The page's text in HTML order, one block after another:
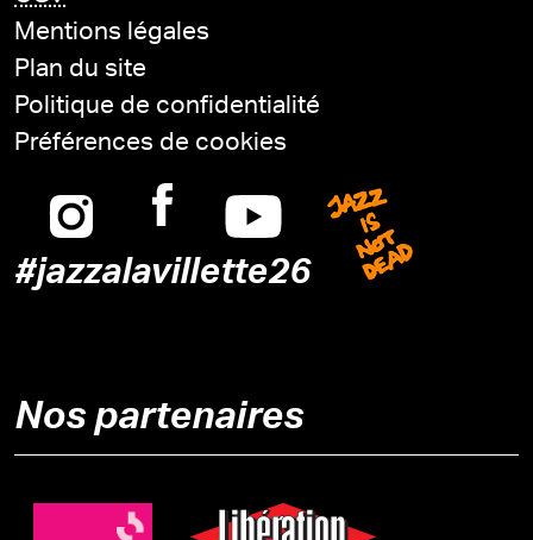
Mentions légales
Plan du site
Politique de confidentialité
Préférences de cookies
Instagram
FacebookYoutube
#jazzalavillette26
Jazz is
Nos partenaires